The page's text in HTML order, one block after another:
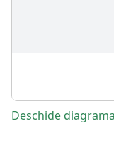
Deschide